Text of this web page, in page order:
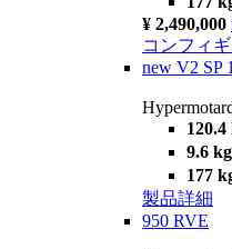
¥ 2,490,000
コンフィ
new V2 SP
120.4
9.6
177
製品詳細
950 RVE